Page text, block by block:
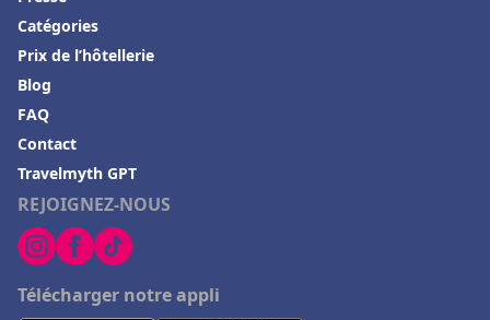
REJOIGNEZ-NOUS
Télécharger notre appli
Catégories
Prix de l’hôtellerie
Blog
FAQ
Contact
Travelmyth GPT